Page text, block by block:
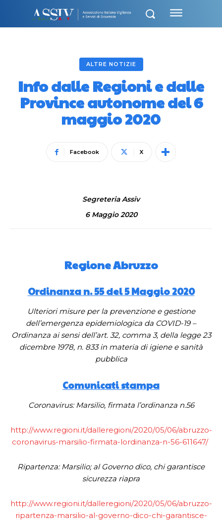
ALTRE NOTIZIE
Info dalle Regioni e dalle
Province autonome del 6
maggio 2020
Facebook X
Segreteria Assiv
6 Maggio 2020
Regione Abruzzo
Ordinanza n. 55 del 5 Maggio 2020
Ulteriori misure per la prevenzione e gestione
dell’emergenza epidemiologica da COVID-19 –
Ordinanza ai sensi dell’art. 32, comma 3, della legge 23
dicembre 1978, n. 833 in materia di igiene e sanità
pubblica
Comunicati stampa
Coronavirus: Marsilio, firmata l’ordinanza n.56
http://www.regioni.it/dalleregioni/2020/05/06/abruzzo-
coronavirus-marsilio-firmata-lordinanza-n-56-611647/
Ripartenza: Marsilio; al Governo dico, chi garantisce
sicurezza riapra
http://www.regioni.it/dalleregioni/2020/05/06/abruzzo-
ripartenza-marsilio-al-governo-dico-chi-garantisce-